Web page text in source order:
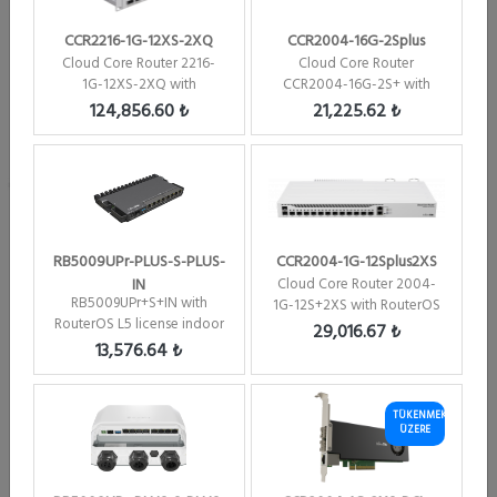
Kategori :Cloud Core Router Tümü
Stok Kodu :CCR1036-8G-2S-PLUS-EM
Özel Kodu :U577
Stok Durumu :Üretimi Durdurulmuş
SFP ( 1G ) Modul Seçenekleri
SFP+ ( 10G ) Modul Seçenekleri
CCR2216-1G-12XS-2XQ
Cloud Core Router 2216-
1G-12XS-2XQ with
RouterOS L6 license
124,856.60 ₺
CCR2004-16G-2Splus
Cloud Core Router
CCR2004-16G-2S+ with
RouterOS L6 license Firew...
21,225.62 ₺
RB5009UPr-PLUS-S-PLUS-
IN
RB5009UPr+S+IN with
RouterOS L5 license indoor
case
13,576.64 ₺
CCR2004-1G-12Splus2XS
Cloud Core Router 2004-
1G-12S+2XS with RouterOS
L6 license Firew...
29,016.67 ₺
TÜKENMEK
ÜZERE